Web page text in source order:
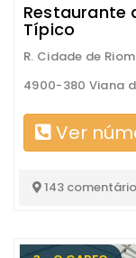
Restaurante
Típico
R. Cidade de
4900-380 Viana
Ver
143